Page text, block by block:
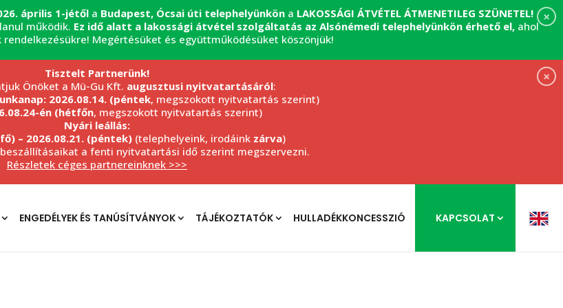
×
április 1-jétől a Budapest, Ócsai úti telephelyünkön a LAKOSSÁGI ÁTVÉTEL ÁTMENETILEG SZÜNETEL!
működik. Ez idő alatt a lakossági átvétel szolgáltatás az Alsónémedi telephelyünkön érhető el, ahol
Megértésüket és együttműködésüket köszönjük!
×
Tisztelt Partnerünk!
Önöket a Mü-Gu Kft. augusztusi nyitvatartásáról:
2026.08.14. (péntek, megszokott nyitvatartás szerint)
én (hétfőn, megszokott nyitvatartás szerint)
Nyári leállás:
– 2026.08.21. (péntek)(telephelyeink, irodáink zárva)
a fenti nyitvatartási idő szerint megszervezni.
Részletek céges partnereinknek >>>
ENGEDÉLYEK ÉS TANÚSÍTVÁNYOK TÁJÉKOZTATÓK HULLADÉKKONCESSZIÓ KAPCSOLAT